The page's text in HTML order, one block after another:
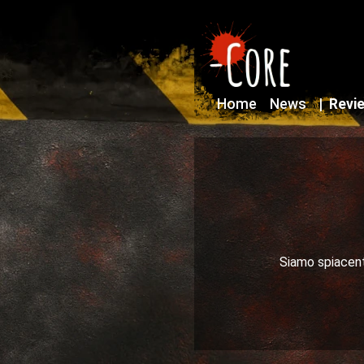
Home News |
Siamo